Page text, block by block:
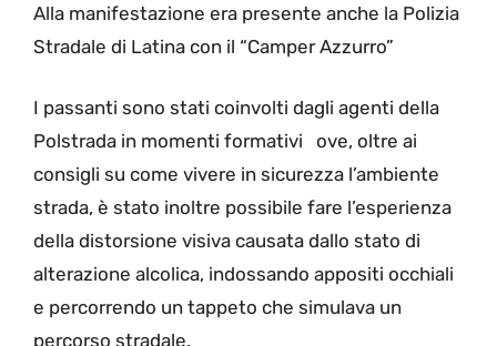
Alla manifestazione era presente anche la Polizia
Stradale di Latina con il “Camper Azzurro”
I passanti sono stati coinvolti dagli agenti della
Polstrada in momenti formativi ove, oltre ai
consigli su come vivere in sicurezza l’ambiente
strada, è stato inoltre possibile fare l’esperienza
della distorsione visiva causata dallo stato di
alterazione alcolica, indossando appositi occhiali
e percorrendo un tappeto che simulava un
percorso stradale.